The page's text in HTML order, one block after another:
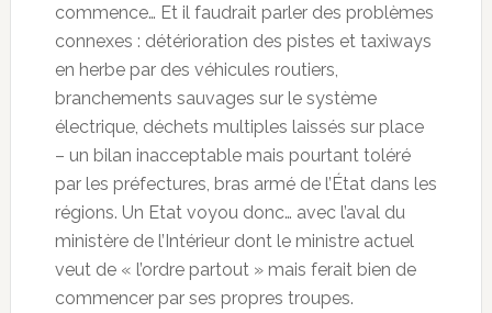
commence… Et il faudrait parler des problèmes
connexes : détérioration des pistes et taxiways
en herbe par des véhicules routiers,
branchements sauvages sur le système
électrique, déchets multiples laissés sur place
– un bilan inacceptable mais pourtant toléré
par les préfectures, bras armé de l’État dans les
régions. Un Etat voyou donc… avec l’aval du
ministère de l’Intérieur dont le ministre actuel
veut de « l’ordre partout » mais ferait bien de
commencer par ses propres troupes.